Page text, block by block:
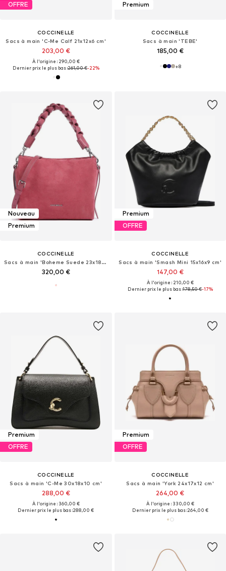
OFFRE
COCCINELLE
Sacs à main 'C-Me Calf 21x12x6 cm'
203,00 €
À l'origine : 290,00 €
Dernier prix le plus bas :261,00 €-22%
Premium
COCCINELLE
Sacs à main 'TEBE'
185,00 €
+8
Nouveau
Premium
COCCINELLE
Sacs à main 'Boheme Suede 23x18x10 cm'
320,00 €
Premium
OFFRE
COCCINELLE
Sacs à main 'Smash Mini 15x16x9 cm'
147,00 €
À l'origine : 210,00 €
Dernier prix le plus bas :178,50 €-17%
Premium
OFFRE
COCCINELLE
Sacs à main 'C-Me 30x18x10 cm'
288,00 €
À l'origine : 360,00 €
Dernier prix le plus bas :288,00 €
Premium
OFFRE
COCCINELLE
Sacs à main 'York 24x17x12 cm'
264,00 €
À l'origine : 330,00 €
Dernier prix le plus bas :264,00 €